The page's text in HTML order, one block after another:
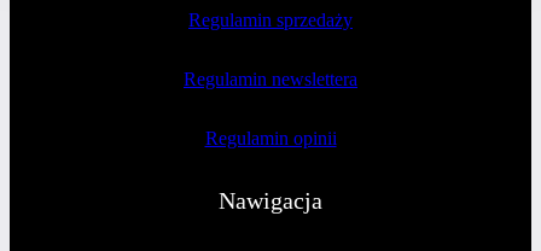
Regulamin sprzedaży
Regulamin newslettera
Regulamin opinii
Nawigacja